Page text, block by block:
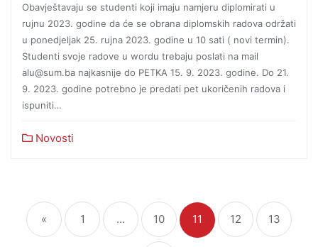
Obavještavaju se studenti koji imaju namjeru diplomirati u
rujnu 2023. godine da će se obrana diplomskih radova održati
u ponedjeljak 25. rujna 2023. godine u 10 sati ( novi termin).
Studenti svoje radove u wordu trebaju poslati na mail
alu@sum.ba najkasnije do PETKA 15. 9. 2023. godine. Do 21.
9. 2023. godine potrebno je predati pet ukoričenih radova i
ispuniti…
Novosti
« 1 … 10 11 12 13